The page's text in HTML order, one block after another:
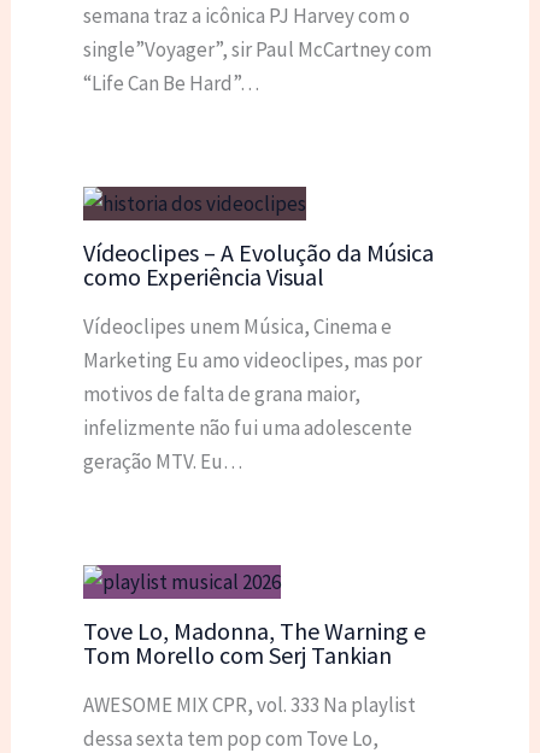
semana traz a icônica PJ Harvey com o
single”Voyager”, sir Paul McCartney com
“Life Can Be Hard”…
Vídeoclipes – A Evolução da Música
como Experiência Visual
Vídeoclipes unem Música, Cinema e
Marketing Eu amo videoclipes, mas por
motivos de falta de grana maior,
infelizmente não fui uma adolescente
geração MTV. Eu…
Tove Lo, Madonna, The Warning e
Tom Morello com Serj Tankian
AWESOME MIX CPR, vol. 333 Na playlist
dessa sexta tem pop com Tove Lo,